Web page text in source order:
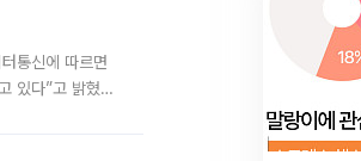
있다”고 밝혔다.